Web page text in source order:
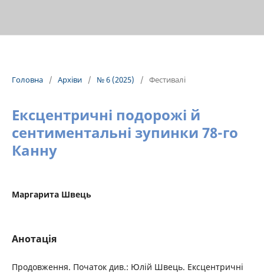
Головна / Архіви / № 6 (2025) / Фестивалі
Ексцентричні подорожі й
сентиментальні зупинки 78-го
Канну
Маргарита Швець
Анотація
Продовження. Початок див.: Юлій Швець. Ексцентричні